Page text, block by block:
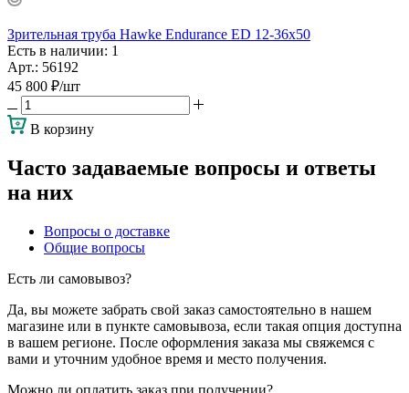
Зрительная труба Hawke Endurance ED 12-36x50
Есть в наличии: 1
Арт.: 56192
45 800 ₽/шт
В корзину
Часто задаваемые вопросы и ответы
на них
Вопросы о доставке
Общие вопросы
Есть ли самовывоз?
Да, вы можете забрать свой заказ самостоятельно в нашем
магазине или в пункте самовывоза, если такая опция доступна
в вашем регионе. После оформления заказа мы свяжемся с
вами и уточним удобное время и место получения.
Можно ли оплатить заказ при получении?